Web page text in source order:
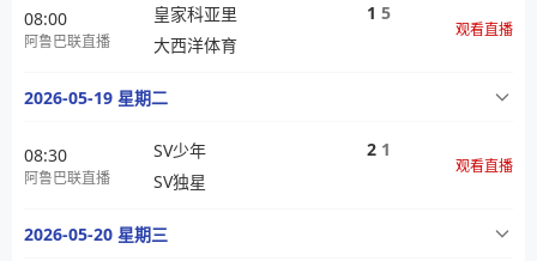
08:00
阿鲁巴联直播
皇家科亚里
大西洋体育
1 5
观看直播
2026-05-19 星期二
08:30
阿鲁巴联直播
SV少年
SV独星
2 1
观看直播
2026-05-20 星期三